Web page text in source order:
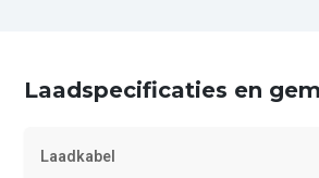
Laadspecificaties en
Laadkabel